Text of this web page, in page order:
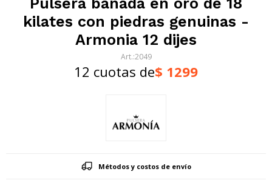
kilates con piedras genuinas -
Armonia 12 dijes
2049
12 cuotas de$ 1299
Métodos y costos de envío